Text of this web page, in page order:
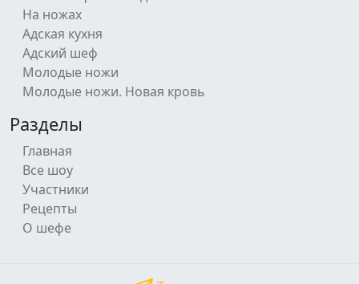
На ножах
Адская кухня
Адский шеф
Молодые ножи
Молодые ножи. Новая кровь
Разделы
Главная
Все шоу
Участники
Рецепты
О шефе